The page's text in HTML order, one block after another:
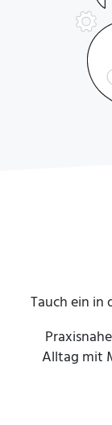
Tauch ein in
Alltag mit